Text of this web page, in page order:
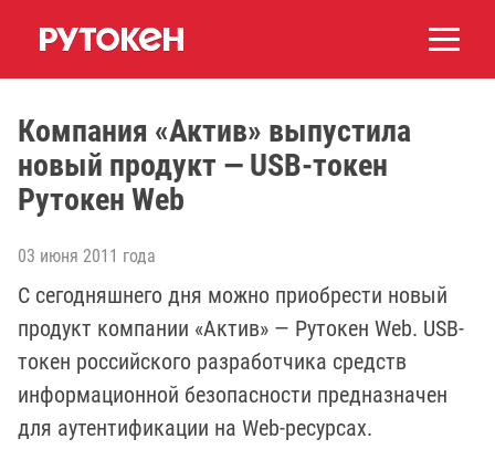
Компания «Актив» выпустила
новый продукт — USB-токен
Рутокен Web
03 июня 2011 года
С сегодняшнего дня можно приобрести новый
продукт компании «Актив» — Рутокен Web. USB-
токен российского разработчика средств
информационной безопасности предназначен
для аутентификации на Web-ресурсах.